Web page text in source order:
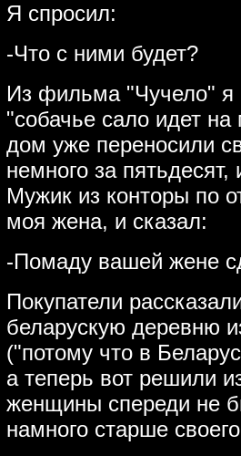
Я спросил:
-Что с ними будет?
Из фильма "Чучело" я
"собачье сало идет
дом уже переносили
немного за
Мужик из конторы по
моя жена, и сказал:
-Помаду вашей жене
Покупатели
беларускую деревню
("потому что в
а теперь вот решили
женщины спереди не
намного старше